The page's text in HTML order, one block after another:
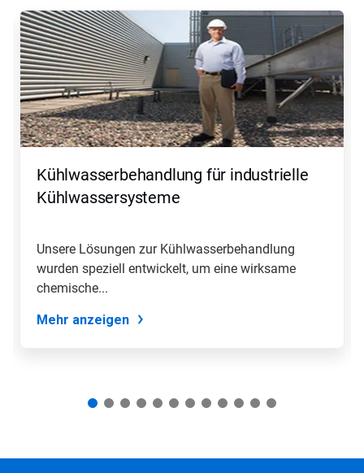
Dies
ist
ein
Karussell.
Nutzen
Sie
die
Schaltflächen
Weiter
und
Punkten
Kühlwasserbehandlung für industrielle
Kühlwassersysteme
Unsere Lösungen zur Kühlwasserbehandlung
wurden speziell entwickelt, um eine wirksame
chemische...
Mehr anzeigen